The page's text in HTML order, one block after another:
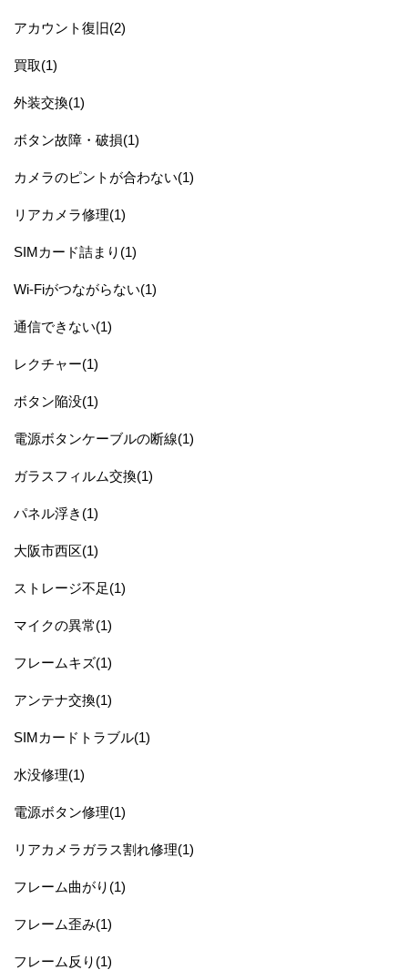
アカウント復旧(2)
買取(1)
外装交換(1)
ボタン故障・破損(1)
カメラのピントが合わない(1)
リアカメラ修理(1)
SIMカード詰まり(1)
Wi-Fiがつながらない(1)
通信できない(1)
レクチャー(1)
ボタン陥没(1)
電源ボタンケーブルの断線(1)
ガラスフィルム交換(1)
パネル浮き(1)
大阪市西区(1)
ストレージ不足(1)
マイクの異常(1)
フレームキズ(1)
アンテナ交換(1)
SIMカードトラブル(1)
水没修理(1)
電源ボタン修理(1)
リアカメラガラス割れ修理(1)
フレーム曲がり(1)
フレーム歪み(1)
フレーム反り(1)